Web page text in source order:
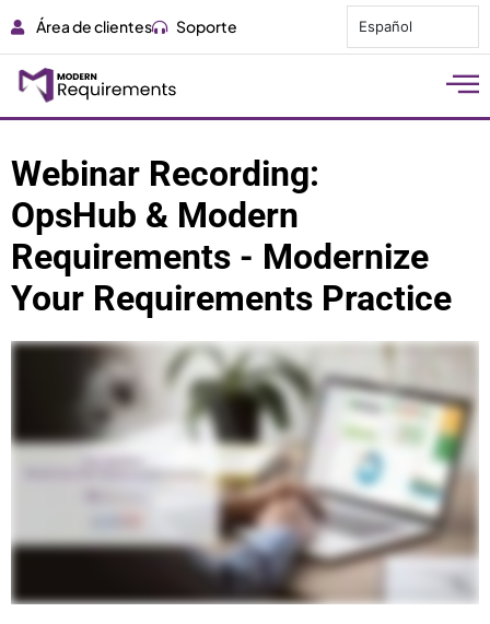
Área de clientes Soporte Español
Webinar Recording:
OpsHub & Modern
Requirements - Modernize
Your Requirements Practice